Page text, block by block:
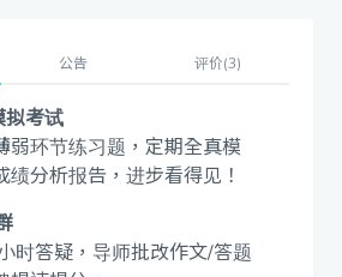
公告 评价(3)
拟考试
弱环节练习题，定期全真模
绩分析报告，进步看得见！
时答疑，导师批改作文/答题